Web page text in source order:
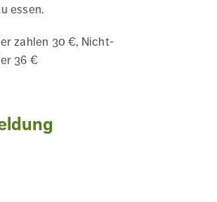
essen.
zahlen 30 €, Nicht-
36 €